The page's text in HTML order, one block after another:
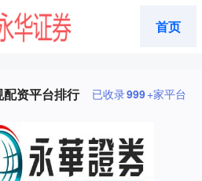
首页
配资平台排行 已收录999+家平台